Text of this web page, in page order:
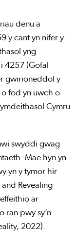
denu a
y cant yn nifer y
yng
4257 (Gofal
gwirioneddol y
fod yn uwch o
Cymru
swyddi gwag
Mae hyn yn
yn y tymor hir
Revealing
ar
ran pwy sy’n
2022).